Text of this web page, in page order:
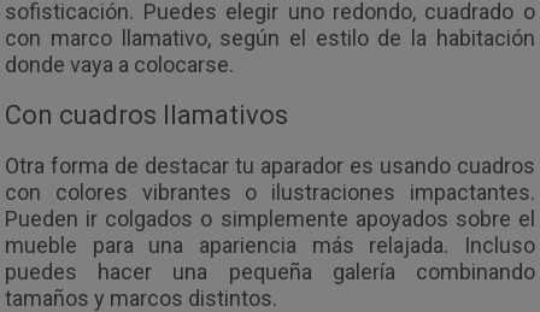
sofisticación. Puedes elegir uno redondo, cuadrado o
con marco llamativo, según el estilo de la habitación
donde vaya a colocarse.
Con cuadros llamativos
Otra forma de destacar tu aparador es usando cuadros
con colores vibrantes o ilustraciones impactantes.
Pueden ir colgados o simplemente apoyados sobre el
mueble para una apariencia más relajada. Incluso
puedes hacer una pequeña galería combinando
tamaños y marcos distintos.